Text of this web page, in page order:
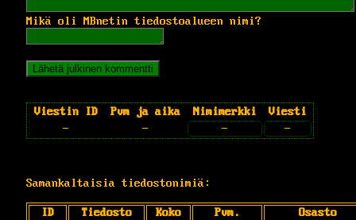
Mikä oli MBnetin tiedostoalueen nimi?
Viestin ID Pvm ja aika Nimimerkki
Viesti
-
- - -
Samankaltaisia tiedostonimiä:
ID Tiedosto Koko Pvm. Osasto